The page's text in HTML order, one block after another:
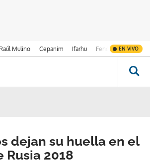
Mulino Cepanim Ifarhu Fenómeno de El
EN VIVO
dejan su huella en el
Rusia 2018